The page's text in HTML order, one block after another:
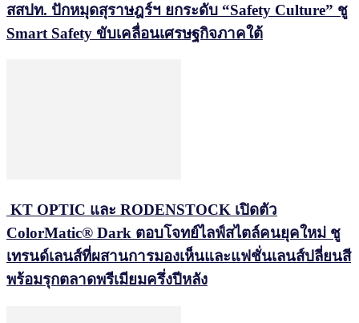
สสปท. ปักหมุดสุราษฎร์ฯ ยกระดับ “Safety Culture” ชู
Smart Safety ขับเคลื่อนเศรษฐกิจภาคใต้
KT OPTIC และ RODENSTOCK เปิดตัว
ColorMatic® Dark ตอบโจทย์ไลฟ์สไตล์คนยุคใหม่ ชู
เทรนด์เลนส์ที่ผสานการมองเห็นและแฟชั่นเลนส์ปลี่ยนสี
พร้อมรุกตลาดพรีเมียมครึ่งปีหลัง